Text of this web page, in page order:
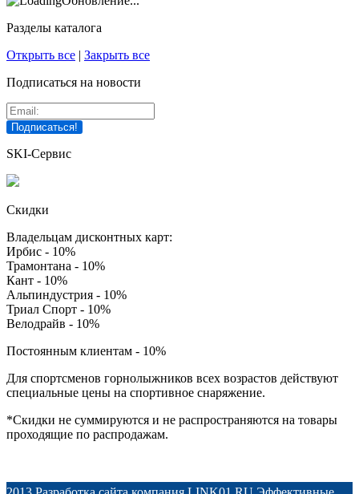
Разделы каталога
Открыть все | Закрыть все
Подписаться на новости
SKI-Сервис
Скидки
Владельцам дисконтных карт:
Ирбис - 10%
Трамонтана - 10%
Кант - 10%
Альпиндустрия - 10%
Триал Спорт - 10%
Велодрайв - 10%
Постоянным клиентам - 10%
Для спортсменов горнолыжников всех возрастов действуют
специальные цены на спортивное снаряжение.
*Скидки не суммируются и не распространяются на товары
проходящие по распродажам.